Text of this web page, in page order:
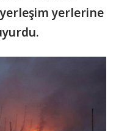
yerlerine